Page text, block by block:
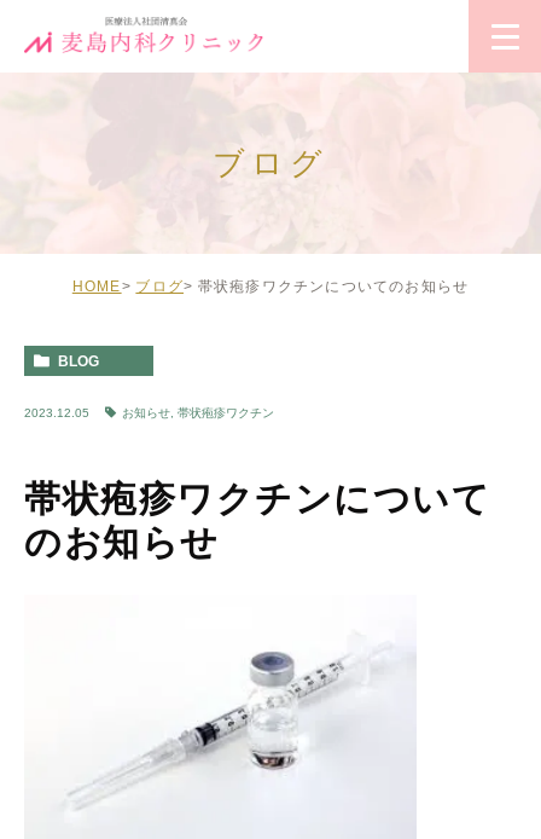
ブログ
HOME ブログ 帯状疱疹ワクチンについてのお知らせ
BLOG
2023.12.05 お知らせ 帯状疱疹ワクチン
帯状疱疹ワクチンについて
のお知らせ